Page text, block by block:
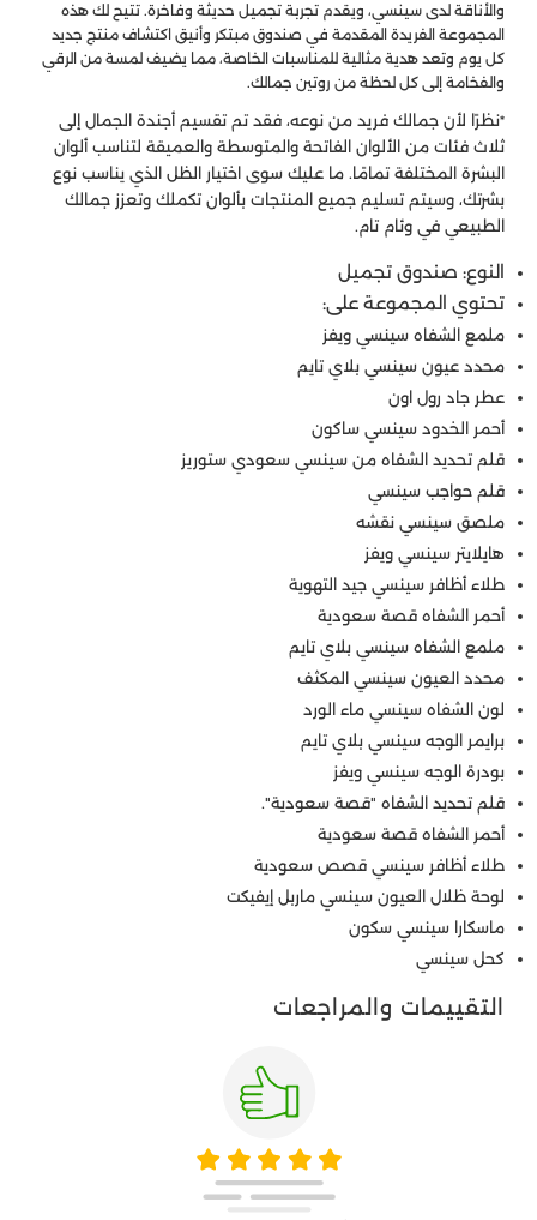
والأناقة لدى سينسي، ويقدم تجربة تجميل حديثة وفاخرة. تتيح لك هذه
المجموعة الفريدة المقدمة في صندوق مبتكر وأنيق اكتشاف منتج جديد
كل يوم وتعد هدية مثالية للمناسبات الخاصة، مما يضيف لمسة من الرقي
والفخامة إلى كل لحظة من روتين جمالك.
*نظرًا لأن جمالك فريد من نوعه، فقد تم تقسيم أجندة الجمال إلى
ثلاث فئات من الألوان الفاتحة والمتوسطة والعميقة لتناسب ألوان
البشرة المختلفة تمامًا. ما عليك سوى اختيار الظل الذي يناسب نوع
بشرتك، وسيتم تسليم جميع المنتجات بألوان تكملك وتعزز جمالك
الطبيعي في وئام تام.
النوع: صندوق تجميل
تحتوي المجموعة على:
ملمع الشفاه سينسي ويفز
محدد عيون سينسي بلاي تايم
عطر جاد رول اون
أحمر الخدود سينسي ساكون
قلم تحديد الشفاه من سينسي سعودي ستوريز
قلم حواجب سينسي
ملصق سينسي نقشه
هايلايتر سينسي ويفز
طلاء أظافر سينسي جيد التهوية
أحمر الشفاه قصة سعودية
ملمع الشفاه سينسي بلاي تايم
محدد العيون سينسي المكثف
لون الشفاه سينسي ماء الورد
برايمر الوجه سينسي بلاي تايم
بودرة الوجه سينسي ويفز
قلم تحديد الشفاه "قصة سعودية".
أحمر الشفاه قصة سعودية
طلاء أظافر سينسي قصص سعودية
لوحة ظلال العيون سينسي ماربل إيفيكت
ماسكارا سينسي سكون
كحل سينسي
التقييمات والمراجعات